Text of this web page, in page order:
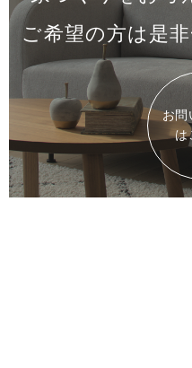
ご希望の方は是
お問
は